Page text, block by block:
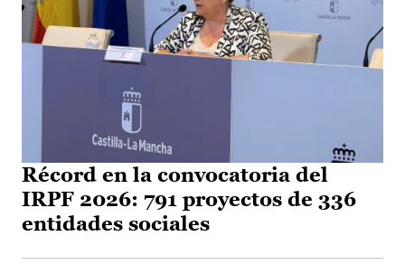
Récord en la convocatoria del
IRPF 2026: 791 proyectos de 336
entidades sociales